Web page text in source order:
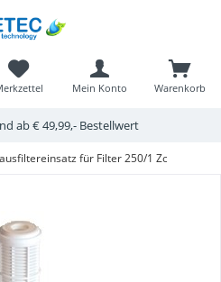
ab € 49,99,- Bestellwert
Warenkorb
Mein Konto
für Filter 250/1 Zoll